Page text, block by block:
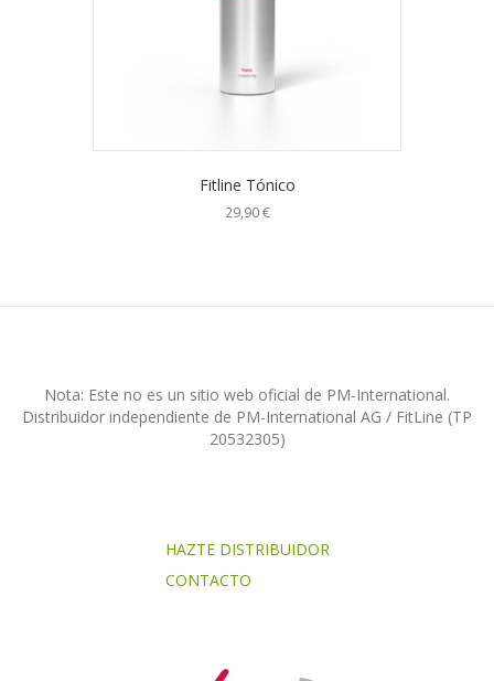
Fitline Tónico
29,90€
Nota: Este no es un sitio web oficial de PM-International.
Distribuidor independiente de PM-International AG / FitLine (TP
20532305)
HAZTE DISTRIBUIDOR
CONTACTO